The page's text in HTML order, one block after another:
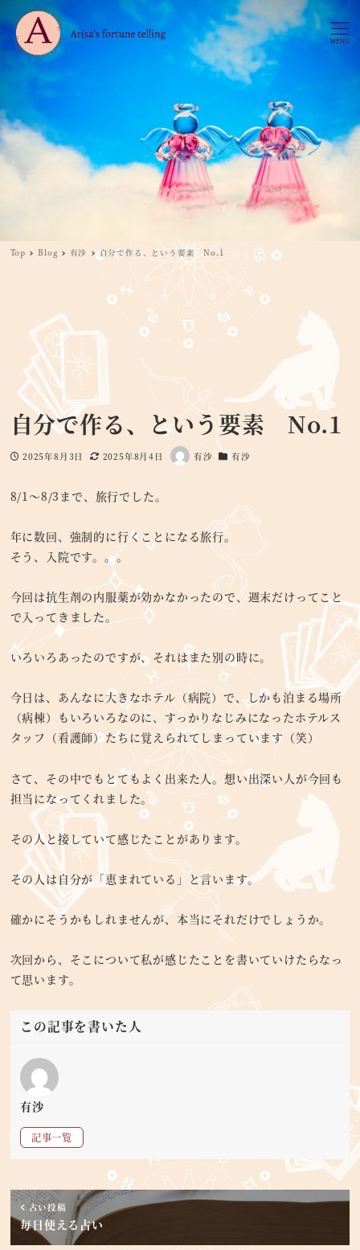
MENU
Top Blog 有沙 自分で作る、という要素 No.1
自分で作る、という要素 No.1
投稿日
2025年8月3日
更新日
2025年8月4日
著
有沙
カテゴリー
有沙
8/1～8/3まで、旅行でした。
年に数回、強制的に行くことになる旅行。
そう、入院です。。。
今回は抗生剤の内服薬が効かなかったので、週末だけってこと
で入ってきました。
いろいろあったのですが、それはまた別の時に。
今日は、あんなに大きなホテル（病院）で、しかも泊まる場所
（病棟）もいろいろなのに、すっかりなじみになったホテルス
タッフ（看護師）たちに覚えられてしまっています（笑）
さて、その中でもとてもよく出来た人。想い出深い人が今回も
担当になってくれました。
その人と接していて感じたことがあります。
その人は自分が「恵まれている」と言います。
確かにそうかもしれませんが、本当にそれだけでしょうか。
次回から、そこについて私が感じたことを書いていけたらなっ
て思います。
この記事を書いた人
有沙
記事一覧
古い投稿
毎日使える占い